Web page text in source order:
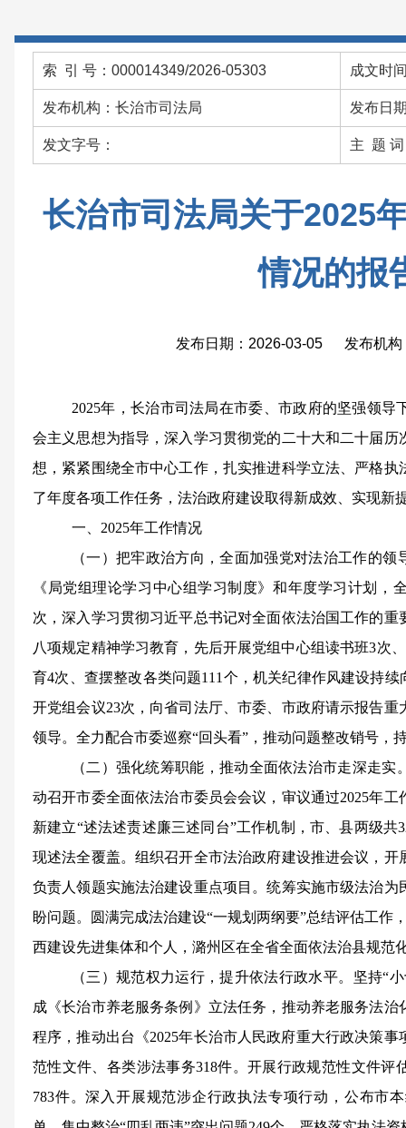
索 引 号：000014349/2026-05303 成文时
发布机构：长治市司法局 发布日
发文字号： 主 题 词
长治市司法局关于2025
情况的报
发布日期：2026-03-05 发布机构
2025年，长治市司法局在市委、市政府的坚强领
会主义思想为指导，深入学习贯彻党的二十大和二十届
想，紧紧围绕全市中心工作，扎实推进科学立法、严格
了年度各项工作任务，法治政府建设取得新成效、实现新
一、2025年工作情况
（一）把牢政治方向，全面加强党对法治工作的领
《局党组理论学习中心组学习制度》和年度学习计划，
次，深入学习贯彻习近平总书记对全面依法治国工作的
八项规定精神学习教育，先后开展党组中心组读书班3次
育4次、查摆整改各类问题111个，机关纪律作风建设持
开党组会议23次，向省司法厅、市委、市政府请示报告
领导。全力配合市委巡察“回头看”，推动问题整改销号，
（二）强化统筹职能，推动全面依法治市走深走实
动召开市委全面依法治市委员会会议，审议通过2025年
新建立“述法述责述廉三述同台”工作机制，市、县两级共
现述法全覆盖。组织召开全市法治政府建设推进会议，
负责人领题实施法治建设重点项目。统筹实施市级法治
盼问题。圆满完成法治建设“一规划两纲要”总结评估工作
西建设先进集体和个人，潞州区在全省全面依法治县规范
（三）规范权力运行，提升依法行政水平。 坚持“
成《长治市养老服务条例》立法任务，推动养老服务法治
程序，推动出台《2025年长治市人民政府重大行政决策
范性文件、各类涉法事务318件。开展行政规范性文件评
783件。深入开展规范涉企行政执法专项行动，公布市